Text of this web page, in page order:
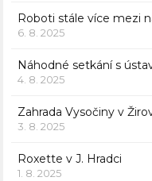
Roboti stále více mezi
6. 8. 2025
Náhodné setkání s
4. 8. 2025
Zahrada Vysočiny v
3. 8. 2025
Roxette v J. Hradci
1. 8. 2025